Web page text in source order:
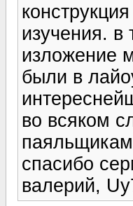
изучения. в
изложение
были в
во всяком
спасибо
валерий,